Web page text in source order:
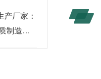
产厂家：
制造商